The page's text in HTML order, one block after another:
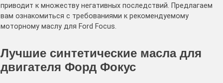
приводит к множеству негативных последствий. Предлагаем
вам ознакомиться с требованиями к рекомендуемому
моторному маслу для Ford Focus.
Лучшие синтетические масла для
двигателя Форд Фокус